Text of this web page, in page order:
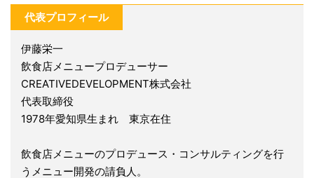
代表プロフィール
伊藤栄一
飲食店メニュープロデューサー
CREATIVEDEVELOPMENT株式会社
代表取締役
1978年愛知県生まれ 東京在住
飲食店メニューのプロデュース・コンサルティングを行
うメニュー開発の請負人。